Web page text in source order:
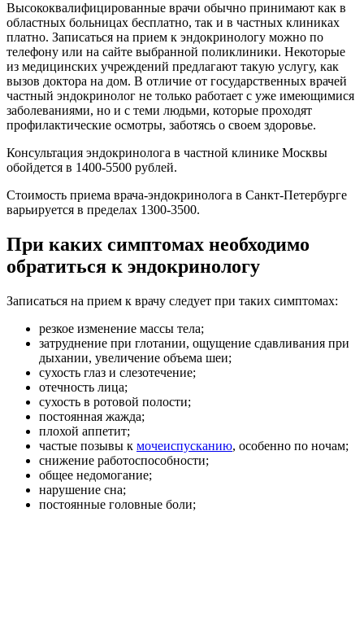
Высококвалифицированные врачи обычно принимают как в
областных больницах бесплатно, так и в частных клиниках
платно. Записаться на прием к эндокринологу можно по
телефону или на сайте выбранной поликлиники. Некоторые
из медицинских учреждений предлагают такую услугу, как
вызов доктора на дом. В отличие от государственных врачей
частный эндокринолог не только работает с уже имеющимися
заболеваниями, но и с теми людьми, которые проходят
профилактические осмотры, заботясь о своем здоровье.
Консультация эндокринолога в частной клинике Москвы
обойдется в 1400-5500 рублей.
Стоимость приема врача-эндокринолога в Санкт-Петербурге
варьируется в пределах 1300-3500.
При каких симптомах необходимо
обратиться к эндокринологу
Записаться на прием к врачу следует при таких симптомах:
резкое изменение массы тела;
затруднение при глотании, ощущение сдавливания при
дыхании, увеличение объема шеи;
сухость глаз и слезотечение;
отечность лица;
сухость в ротовой полости;
постоянная жажда;
плохой аппетит;
частые позывы к мочеиспусканию, особенно по ночам;
снижение работоспособности;
общее недомогание;
нарушение сна;
постоянные головные боли;